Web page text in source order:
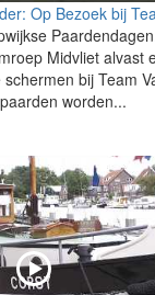
Op Bezoek bij
Midvliet alvast
bij Team
worden...